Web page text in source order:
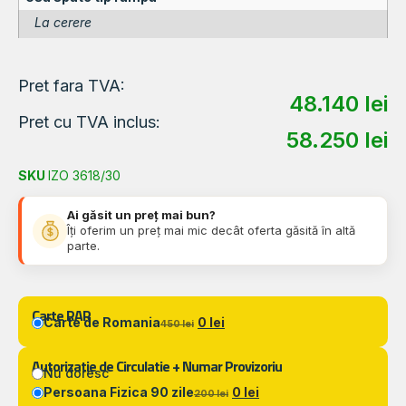
La cerere
Pret fara TVA:
48.140 lei
Pret cu TVA inclus:
58.250 lei
SKU IZO 3618/30
Ai găsit un preț mai bun?
Îți oferim un preț mai mic decât oferta găsită în altă
parte.
Carte RAR
Carte de Romania450 lei 0 lei
Autorizatie de Circulatie + Numar Provizoriu
Nu doresc
Persoana Fizica 90 zile200 lei 0 lei